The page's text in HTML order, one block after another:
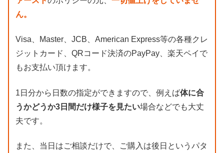
ん。
Visa、Master、JCB、American Express等の各種クレ
ジットカード、QRコード決済のPayPay、楽天ペイで
もお支払い頂けます。
1日分から日数の指定ができますので、例えば体に合
うかどうか3日間だけ様子を見たい場合などでも大丈
夫です。
また、当日はご相談だけで、ご購入は後日というパタ